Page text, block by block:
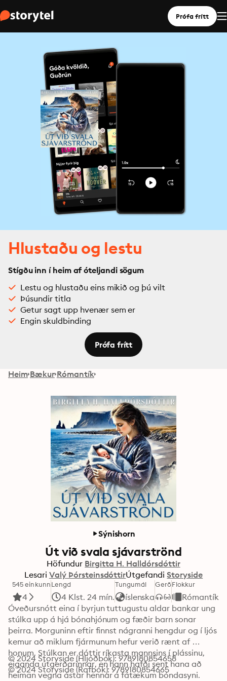
Prófa frítt
Hlustaðu og lestu
Stígðu inn í heim af óteljandi sögum
Lestu og hlustaðu eins mikið og þú vilt
Þúsundir titla
Getur sagt upp hvenær sem er
Engin skuldbinding
Prófa frítt
Heim Bækur Rómantík
Sýnishorn
Út við svala sjávarströnd
Höfundur Birgitta H. Halldórsdóttir
Lesari Valý ÞórsteinsdóttirÚtgefandi Storyside
545 einkunn
4
Lengd
4 Klst. 24 mín.
Tungumál
íslenska
GerðFlokkur
Rómantík
Óveðursnótt eina í byrjun tuttugustu aldar bankar ung
stúlka upp á hjá bónahjónum og fæðir barn sonar
þeirra. Morguninn eftir finnst nágranni hengdur og í ljós
kemur að miklum fjármunum hefur verið rænt af
honum. Stúlkan er dóttir ríkasta mannsins í plássinu,
eiganda útgerðarinnar, en hann hafði sent hana að
heiman vegna ástar hennar á fátækum bóndasyni.
© 2024 Storyside (Hljóðbók): 9789180854658
© 2024 Storyside (Rafbók): 9789180854665